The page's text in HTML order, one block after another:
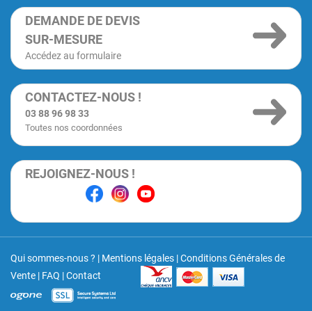
DEMANDE DE DEVIS
SUR-MESURE
Accédez au formulaire
CONTACTEZ-NOUS !
03 88 96 98 33
Toutes nos coordonnées
REJOIGNEZ-NOUS !
Qui sommes-nous ? | Mentions légales |Conditions Générales de
Vente | FAQ |Contact